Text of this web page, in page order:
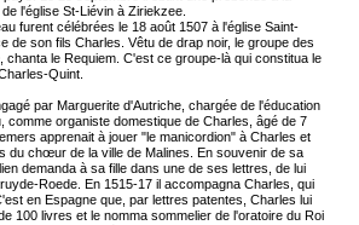
l'église St-Liévin à Ziriekzee.
furent célébrées le 18 août 1507 à l'église Saint-
de son fils Charles. Vêtu de drap noir, le groupe des
chanta le Requiem. C'est ce groupe-là qui constitua le
Quint.
par Marguerite d'Autriche, chargée de l'éducation
comme organiste domestique de Charles, âgé de 7
apprenait à jouer "le manicordion" à Charles et
du chœur de la ville de Malines. En souvenir de sa
demanda à sa fille dans une de ses lettres, de lui
Roede. En 1515-17 il accompagna Charles, qui
en Espagne que, par lettres patentes, Charles lui
100 livres et le nomma sommelier de l'oratoire du Roi